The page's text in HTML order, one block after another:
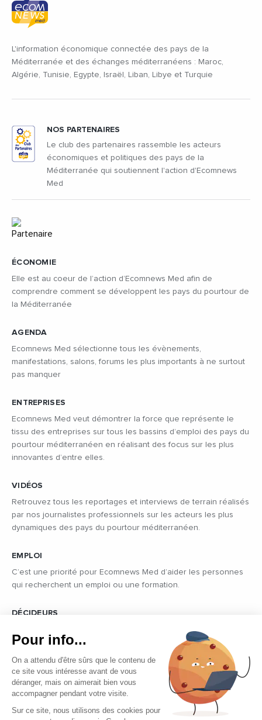
L'information économique connectée des pays de la
Méditerranée et des échanges méditerranéens : Maroc,
Algérie, Tunisie, Egypte, Israël, Liban, Libye et Turquie
ÉCONOMIE
Elle est au coeur de l’action d’Ecomnews Med afin de
comprendre comment se développent les pays du pourtour de
la Méditerranée
AGENDA
Ecomnews Med sélectionne tous les évènements,
manifestations, salons, forums les plus importants à ne surtout
pas manquer
ENTREPRISES
Ecomnews Med veut démontrer la force que représente le
tissu des entreprises sur tous les bassins d’emploi des pays du
pourtour méditerranéen en réalisant des focus sur les plus
innovantes d’entre elles.
VIDÉOS
Retrouvez tous les reportages et interviews de terrain réalisés
par nos journalistes professionnels sur les acteurs les plus
dynamiques des pays du pourtour méditerranéen.
EMPLOI
C’est une priorité pour Ecomnews Med d’aider les personnes
qui recherchent un emploi ou une formation.
DÉCIDEURS
politique des pays du pourtour de la Méditerranée.
NOS PARTENAIRES
Le club des partenaires rassemble les acteurs
économiques et politiques des pays de la
Méditerranée qui soutiennent l'action d'Ecomnews
Med
Pour info...
On a attendu d'être sûrs que le contenu de
ce site vous intéresse avant de vous
déranger, mais on aimerait bien vous
accompagner pendant votre visite.
Sur ce site, nous utilisons des cookies pour